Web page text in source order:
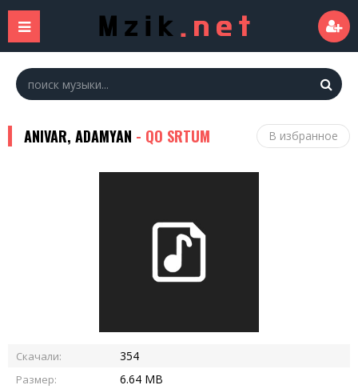
ANIVAR, ADAMYAN - QO SRTUM В избранное
Скачали: 354
Размер: 6.64 MB